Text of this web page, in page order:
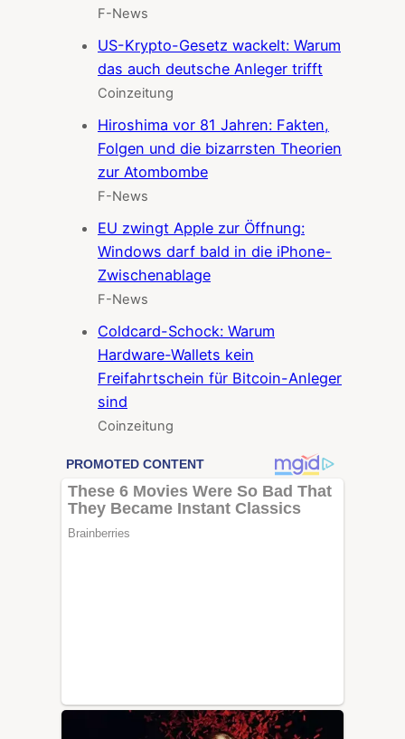
F-News
US-Krypto-Gesetz wackelt: Warum
das auch deutsche Anleger trifft
Coinzeitung
Hiroshima vor 81 Jahren: Fakten,
Folgen und die bizarrsten Theorien
zur Atombombe
F-News
EU zwingt Apple zur Öffnung:
Windows darf bald in die iPhone-
Zwischenablage
F-News
Coldcard-Schock: Warum
Hardware-Wallets kein
Freifahrtschein für Bitcoin-Anleger
sind
Coinzeitung